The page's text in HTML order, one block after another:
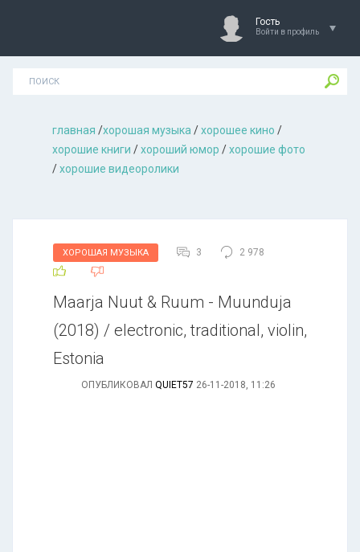
Гость
Войти в профиль
главная /хорошая музыкa /хорошее кино /
хорошие книги /хороший юмор /хорошие фото
/хорошие видеоролики
ХОРОШАЯ МУЗЫКА 3 2 978
Maarja Nuut & Ruum - Muunduja
(2018) / electronic, traditional, violin,
Estonia
ОПУБЛИКОВАЛ QUIET57 26-11-2018, 11:26